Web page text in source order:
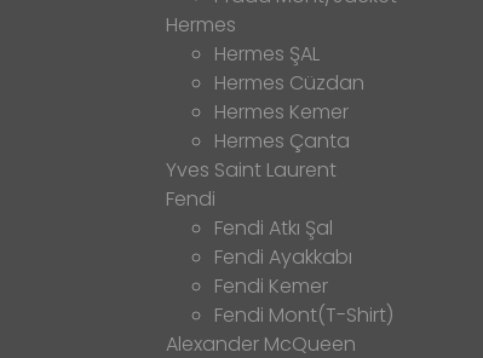
Hermes
Hermes ŞAL
Hermes Cüzdan
Hermes Kemer
Hermes Çanta
Yves Saint Laurent
Fendi
Fendi Atkı Şal
Fendi Ayakkabı
Fendi Kemer
Fendi Mont(T-Shirt)
Alexander McQueen